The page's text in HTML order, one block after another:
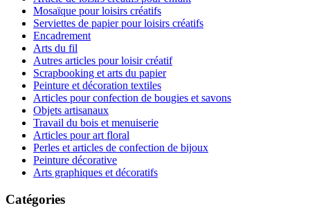
Mosaïque pour loisirs créatifs
Serviettes de papier pour loisirs créatifs
Encadrement
Arts du fil
Autres articles pour loisir créatif
Scrapbooking et arts du papier
Peinture et décoration textiles
Articles pour confection de bougies et savons
Objets artisanaux
Travail du bois et menuiserie
Articles pour art floral
Perles et articles de confection de bijoux
Peinture décorative
Arts graphiques et décoratifs
Catégories